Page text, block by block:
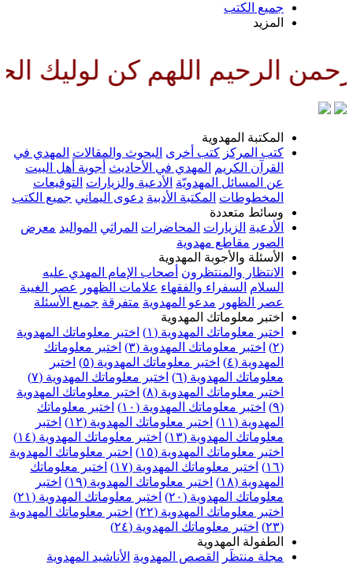
جميع الكتب
المزيد
الرحيم اللهم كن لوليك
المكتبة المهدوية
كتب المركز كتب أخرى البحوث والمقالات المهدي في
القرآن الكريم
المهدي في الأحاديث أجوبة أهل البيت
عن المسائل المهدويّة الأدعية والزيارات التوقيعات
المخطوطات المكتبة الأدبية دعوى اليماني جميع الكتب
وسائط متعددة
الأدعية الزيارات المحاضرات المراثي المواليد معرض
الصور مقاطع مهدوية
الأسئلة والأجوبة المهدوية
الانتظار والمنتظرون أصحاب الإمام المهدي عليه
السلام السفراء والفقهاء علامات الظهور
عصر الغيبة
عصر الظهور مدعو المهدوية متفرقة جميع الأسئلة
اختبر معلوماتك المهدوية
اختبر معلوماتك المهدوية (١)
اختبر معلوماتك المهدوية
(٢)
اختبر معلوماتك المهدوية (٣)
اختبر معلوماتك
المهدوية (٤)
اختبر معلوماتك المهدوية (٥)
اختبر
معلوماتك المهدوية (٦)
اختبر معلوماتك المهدوية (٧)
اختبر معلوماتك المهدوية (٨)
اختبر معلوماتك المهدوية
(٩)
اختبر معلوماتك المهدوية (١٠)
اختبر معلوماتك
المهدوية (١١)
اختبر معلوماتك المهدوية (١٢)
اختبر
معلوماتك المهدوية (١٣)
اختبر معلوماتك المهدوية (١٤)
اختبر معلوماتك المهدوية (١٥)
اختبر معلوماتك المهدوية
(١٦)
اختبر معلوماتك المهدوية (١٧)
اختبر معلوماتك
المهدوية (١٨)
اختبر معلوماتك المهدوية (١٩)
اختبر
معلوماتك المهدوية (٢٠)
اختبر معلوماتك المهدوية (٢١)
اختبر معلوماتك المهدوية (٢٢)
اختبر معلوماتك المهدوية
(٢٣)
اختبر معلوماتك المهدوية (٢٤)
الطفولة المهدوية
مجلة منتظَر
القصص المهدوية الأناشيد المهدوية